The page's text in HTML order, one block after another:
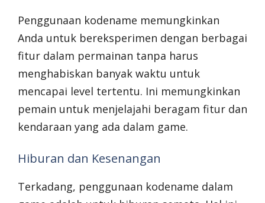
Penggunaan kodename memungkinkan
Anda untuk bereksperimen dengan berbagai
fitur dalam permainan tanpa harus
menghabiskan banyak waktu untuk
mencapai level tertentu. Ini memungkinkan
pemain untuk menjelajahi beragam fitur dan
kendaraan yang ada dalam game.
Hiburan dan Kesenangan
Terkadang, penggunaan kodename dalam